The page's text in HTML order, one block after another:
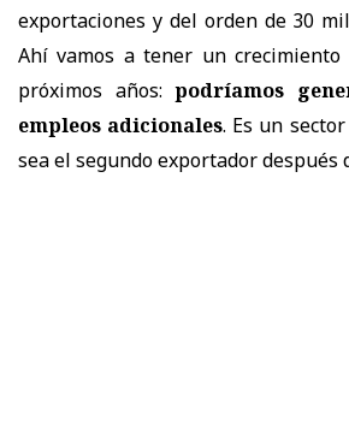
exportaciones y del orden de 30
Ahí vamos a tener un
próximos años:podríamos
empleos adicionales. Es un
sea el segundo exportador después